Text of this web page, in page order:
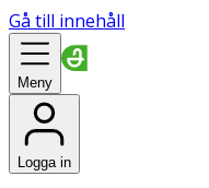
Gå till innehåll
Meny
Logga in